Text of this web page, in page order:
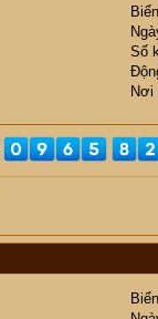
Số
Nơi